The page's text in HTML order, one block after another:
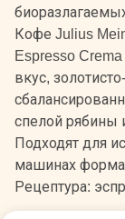
Кофе Julius
Espresso
вкус,
спелой рябины
Подходят для
машинах
Рецептура: